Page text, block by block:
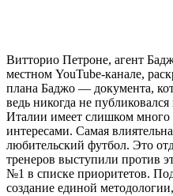
Витторио Петроне, агент
местном YouTube-канале,
плана Баджо — документа,
ведь никогда не
Италии имеет слишком
интересами. Самая
любительский футбол. Это
тренеров выступили против
№1 в списке приоритетов.
создание единой